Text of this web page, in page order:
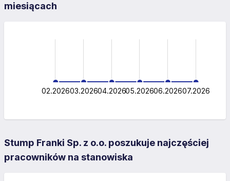
miesiącach
L
02.202603.202604.202605.202606.202607.2026
Stump Franki Sp. z o.o. poszukuje najczęściej
pracowników na stanowiska